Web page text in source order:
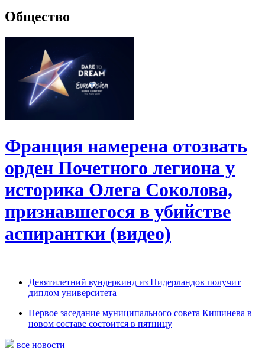
Общество
Франция намерена отозвать
орден Почетного легиона у
историка Олега Соколова,
признавшегося в убийстве
аспирантки (видео)
Девятилетний вундеркинд из Нидерландов получит
диплом университета
Первое заседание муниципального совета Кишинева в
новом составе состоится в пятницу
все новости